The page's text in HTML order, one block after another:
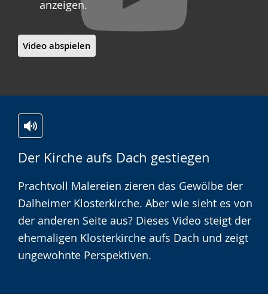
anzeigen.
Video abspielen
Der Kirche aufs Dach gestiegen
Leichten
Sprache
wechseln.
Audio-
Unterstützung.
Video
in
Deutscher
Gebärdensprache
wird
angezeigt.
Prachtvoll Malereien zieren das Gewölbe der
Dalheimer Klosterkirche. Aber wie sieht es von
der anderen Seite aus? Dieses Video steigt der
ehemaligen Klosterkirche aufs Dach und zeigt
ungewohnte Perspektiven.